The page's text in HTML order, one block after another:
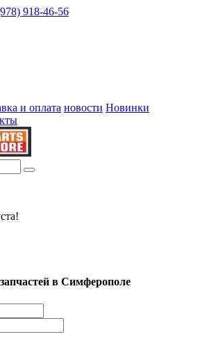
918-46-56
и оплата новости Новинки
в Симферополе